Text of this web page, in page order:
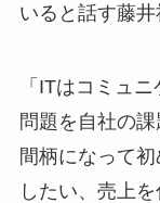
いると話す藤井
「ITはコミュ
問題を自社の
間柄になって
したい、売上